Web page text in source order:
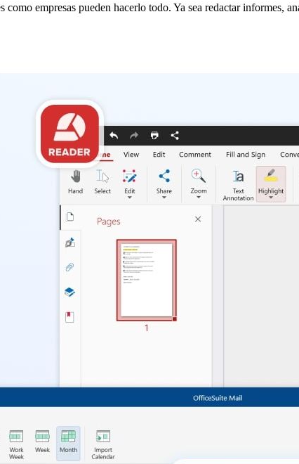
como empresas pueden hacerlo todo. Ya sea redactar informes,